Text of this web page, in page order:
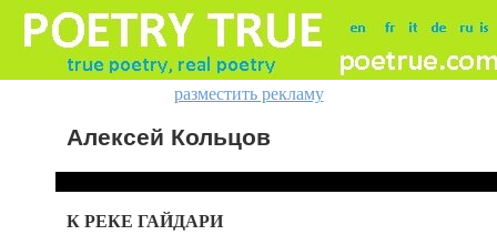
разместить рекламу
Алексей Кольцов
К РЕКЕ ГАЙДАРИ